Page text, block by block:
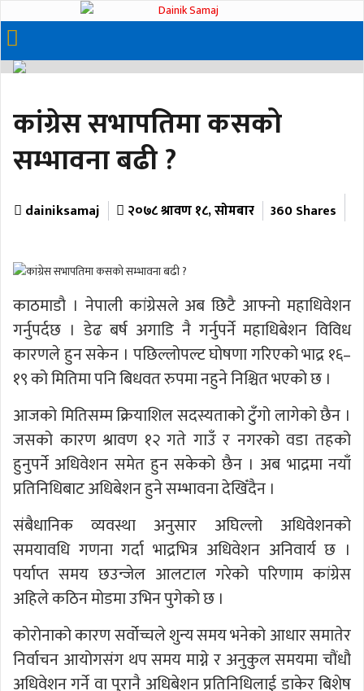
कांग्रेस सभापतिमा कसको
सम्भावना बढी ?
dainiksamaj २०७८ श्रावण १८, सोमबार 360 Shares
काठमाडौ । नेपाली कांग्रेसले अब छिटै आफ्नो महाधिवेशन
गर्नुपर्दछ । डेढ बर्ष अगाडि नै गर्नुपर्ने महाधिबेशन विविध
कारणले हुन सकेन । पछिल्लोपल्ट घोषणा गरिएको भाद्र १६–
१९ को मितिमा पनि बिधवत रुपमा नहुने निश्चित भएको छ ।
आजको मितिसम्म क्रियाशिल सदस्यताको टुँगो लागेको छैन ।
जसको कारण श्रावण १२ गते गाउँ र नगरको वडा तहको
हुनुपर्ने अधिवेशन समेत हुन सकेको छैन । अब भाद्रमा नयाँ
प्रतिनिधिबाट अधिबेशन हुने सम्भावना देखिँदैन ।
संबैधानिक व्यवस्था अनुसार अघिल्लो अधिवेशनको
समयावधि गणना गर्दा भाद्रभित्र अधिवेशन अनिवार्य छ ।
पर्याप्त समय छउन्जेल आलटाल गरेको परिणाम कांग्रेस
अहिले कठिन मोडमा उभिन पुगेको छ ।
कोरोनाको कारण सर्वोच्चले शुन्य समय भनेको आधार समातेर
निर्वाचन आयोगसंग थप समय माग्ने र अनुकुल समयमा चौंधौ
अधिवेशन गर्ने वा पुरानै अधिबेशन प्रतिनिधिलाई डाकेर बिशेष